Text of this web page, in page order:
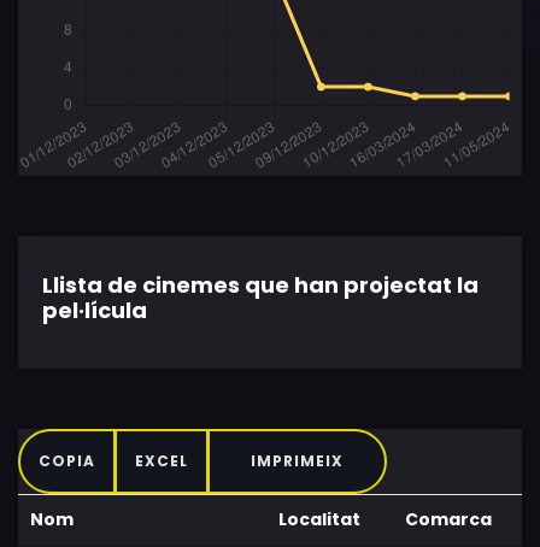
Llista de cinemes que han projectat la
pel·lícula
COPIA EXCEL IMPRIMEIX
Nom Localitat
Comarca